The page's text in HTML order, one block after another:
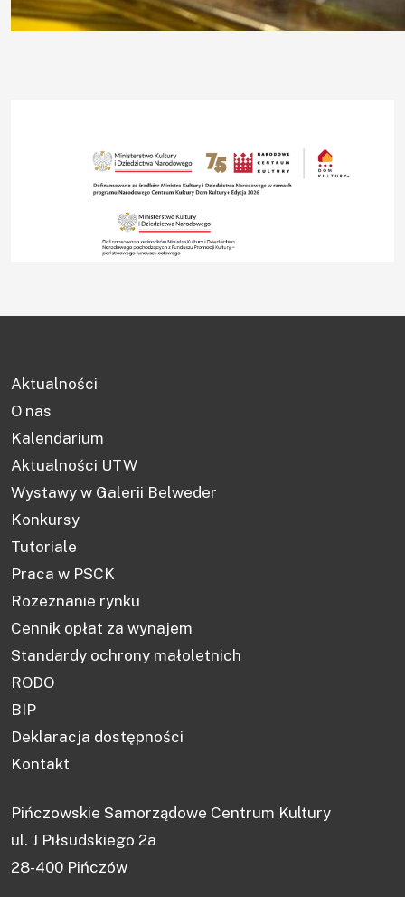
Aktualności
O nas
Kalendarium
Aktualności UTW
Wystawy w Galerii Belweder
Konkursy
Tutoriale
Praca w PSCK
Rozeznanie rynku
Cennik opłat za wynajem
Standardy ochrony małoletnich
RODO
BIP
Deklaracja dostępności
Kontakt
Pińczowskie Samorządowe Centrum Kultury
ul. J Piłsudskiego 2a
28-400 Pińczów